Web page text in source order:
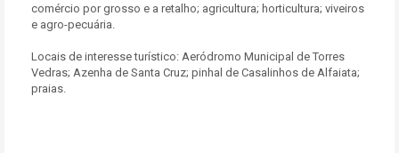
comércio por grosso e a retalho; agricultura; horticultura; viveiros
e agro-pecuária.
Locais de interesse turístico: Aeródromo Municipal de Torres
Vedras; Azenha de Santa Cruz; pinhal de Casalinhos de Alfaiata;
praias.